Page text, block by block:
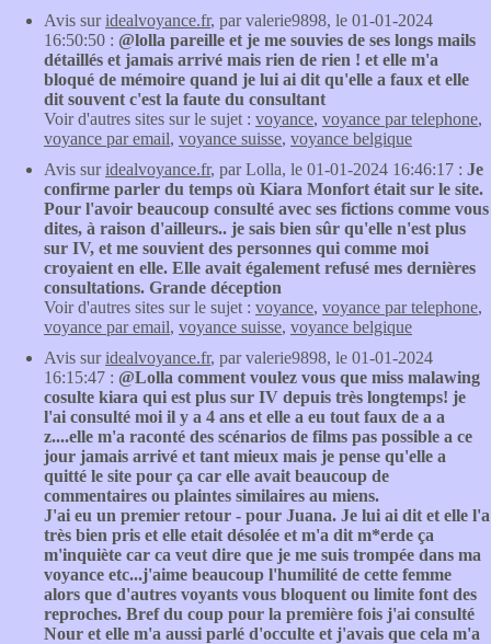
Avis suridealvoyance.fr, par valerie9898, le 01-01-2024
16:50:50 : @lolla pareille et je me souvies de ses longs mails
détaillés et jamais arrivé mais rien de rien ! et elle m'a
bloqué de mémoire quand je lui ai dit qu'elle a faux et elle
dit souvent c'est la faute du consultant
Voir d'autres sites sur le sujet : voyance, voyance par telephone,
voyance par email, voyance suisse, voyance belgique
Avis suridealvoyance.fr, par Lolla, le 01-01-2024 16:46:17 : Je
confirme parler du temps où Kiara Monfort était sur le site.
Pour l'avoir beaucoup consulté avec ses fictions comme vous
dites, à raison d'ailleurs.. je sais bien sûr qu'elle n'est plus
sur IV, et me souvient des personnes qui comme moi
croyaient en elle. Elle avait également refusé mes dernières
consultations. Grande déception
Voir d'autres sites sur le sujet : voyance, voyance par telephone,
voyance par email, voyance suisse, voyance belgique
Avis suridealvoyance.fr, par valerie9898, le 01-01-2024
16:15:47 : @Lolla comment voulez vous que miss malawing
cosulte kiara qui est plus sur IV depuis très longtemps! je
l'ai consulté moi il y a 4 ans et elle a eu tout faux de a a
z....elle m'a raconté des scénarios de films pas possible a ce
jour jamais arrivé et tant mieux mais je pense qu'elle a
quitté le site pour ça car elle avait beaucoup de
commentaires ou plaintes similaires au miens.
J'ai eu un premier retour - pour Juana. Je lui ai dit et elle l'a
très bien pris et elle etait désolée et m'a dit m*erde ça
m'inquiète car ca veut dire que je me suis trompée dans ma
voyance etc...j'aime beaucoup l'humilité de cette femme
alors que d'autres voyants vous bloquent ou limite font des
reproches. Bref du coup pour la première fois j'ai consulté
Nour et elle m'a aussi parlé d'occulte et j'avais que cela m'a